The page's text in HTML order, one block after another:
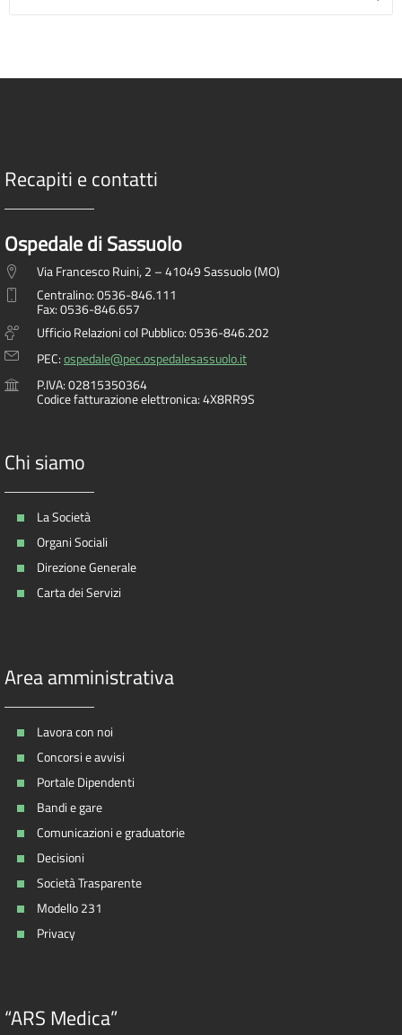
Recapiti e contatti
Ospedale di Sassuolo
Via Francesco Ruini, 2 – 41049 Sassuolo (MO)
Centralino: 0536-846.111
Fax: 0536-846.657
Ufficio Relazioni col Pubblico: 0536-846.202
PEC:ospedale@pec.ospedalesassuolo.it
P.IVA: 02815350364
Codice fatturazione elettronica: 4X8RR9S
Chi siamo
La Società
Organi Sociali
Direzione Generale
Carta dei Servizi
Area amministrativa
Lavora con noi
Concorsi e avvisi
Portale Dipendenti
Bandi e gare
Comunicazioni e graduatorie
Decisioni
Società Trasparente
Modello 231
Privacy
“ARS Medica”